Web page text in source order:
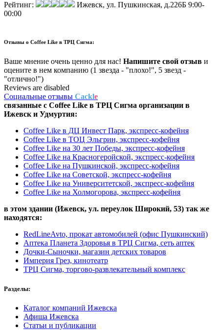
Рейтинг: Ижевск, ул. Пушкинская, д.226Б 9:00-
00:00
Отзывы о Coffee Like в ТРЦ Сигма:
Ваше мнение очень ценно для нас! Напишите свой отзыв и
оцените в нем компанию (1 звезда - "плохо!", 5 звезд -
"отлично!")
Reviews are disabled
Социальные отзывы Cackle
связанные с Coffee Like в ТРЦ Сигма организации в
Ижевск и Удмуртия:
Coffee Like в ДЦ Инвест Парк, экспресс-кофейня
Coffee Like в ТОЦ Эльгрин, экспресс-кофейня
Coffee Like на 30 лет Победы, экспресс-кофейня
Coffee Like на Красногеройской, экспресс-кофейня
Coffee Like на Пушкинской, экспресс-кофейня
Coffee Like на Советской, экспресс-кофейня
Coffee Like на Университетской, экспресс-кофейня
Coffee Like на Холмогорова, экспресс-кофейня
в этом здании (Ижевск, ул. переулок Широкий, 53) так же
находятся:
RedLineAvto, прокат автомобилей (офис Пушкинский)
Аптека Планета Здоровья в ТРЦ Сигма, сеть аптек
Дочки-Сыночки, магазин детских товаров
Империя Грез, кинотеатр
ТРЦ Сигма, торгово-развлекательный комплекс
Разделы:
Каталог компаний Ижевска
Афиша Ижевска
Статьи и публикации